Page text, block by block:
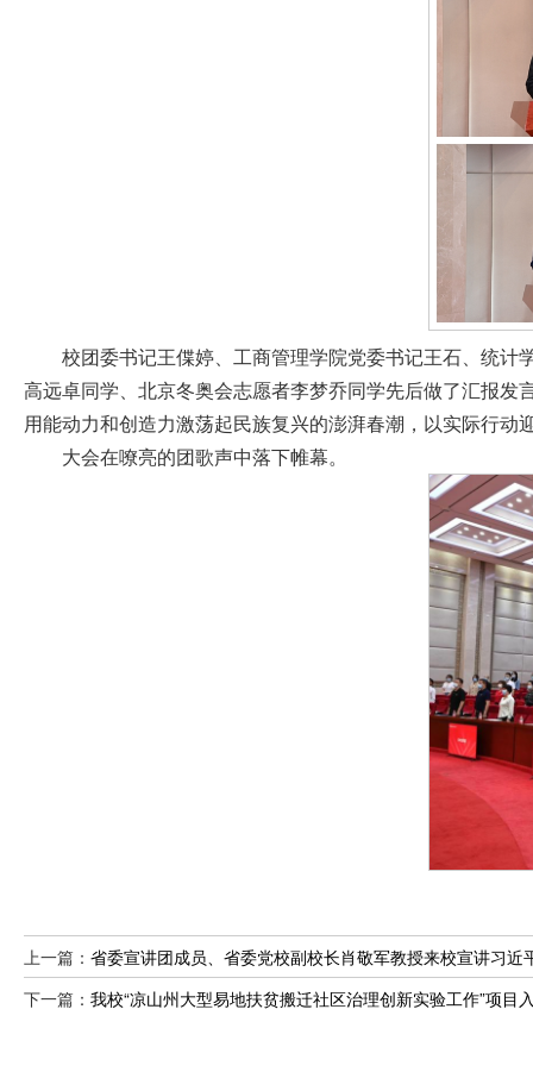
校团委书记王偞婷、工商管理学院党委书记王石、统计
高远卓同学、北京冬奥会志愿者李梦乔同学先后做了汇报发
用能动力和创造力激荡起民族复兴的澎湃春潮，以实际行动
大会在嘹亮的团歌声中落下帷幕。
上一篇： 省委宣讲团成员、省委党校副校长肖敬军教授来校宣讲习
下一篇： 我校“凉山州大型易地扶贫搬迁社区治理创新实验工作”项